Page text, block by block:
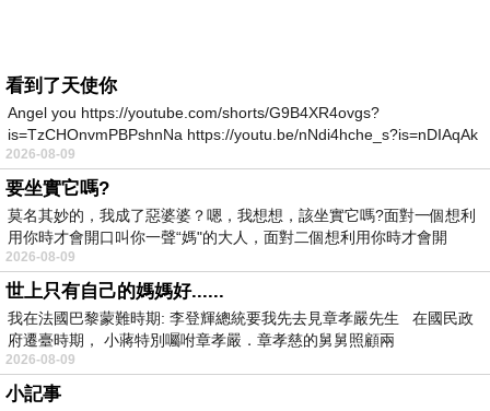
看到了天使你
Angel you https://youtube.com/shorts/G9B4XR4ovgs?
is=TzCHOnvmPBPshnNa https://youtu.be/nNdi4hche_s?is=nDIAqAk
2026-08-09
要坐實它嗎?
莫名其妙的，我成了惡婆婆？嗯，我想想，該坐實它嗎?面對一個想利
用你時才會開口叫你一聲“媽"的大人，面對二個想利用你時才會開
2026-08-09
世上只有自己的媽媽好......
我在法國巴黎蒙難時期: 李登輝總統要我先去見章孝嚴先生 在國民政
府遷臺時期， 小蔣特別囑咐章孝嚴．章孝慈的舅舅照顧兩
2026-08-09
小記事